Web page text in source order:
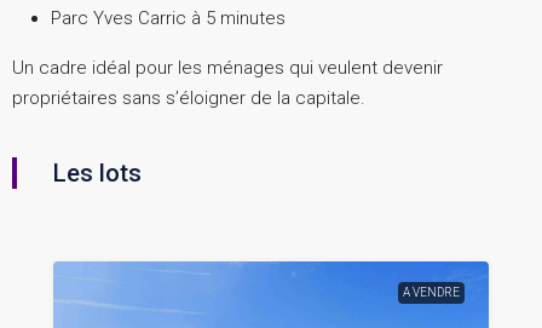
Parc Yves Carric à 5 minutes
Un cadre idéal pour les ménages qui veulent devenir
propriétaires sans s’éloigner de la capitale.
Les lots
A VENDRE